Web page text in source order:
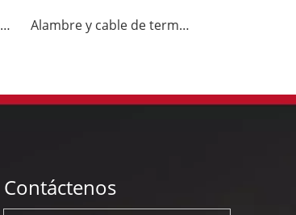
Alambre y cable de termopar J-GG Alambre y cable de termopar K-GG
Contáctenos